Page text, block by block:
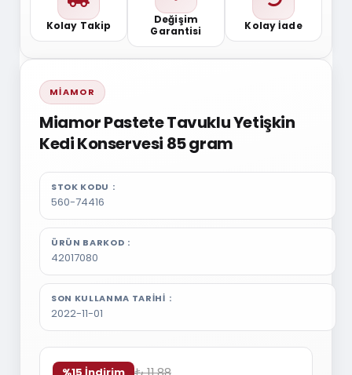
Kolay Takip
Değişim
Garantisi
Kolay İade
MIAMOR
Miamor Pastete Tavuklu Yetişkin
Kedi Konservesi 85 gram
STOK KODU
560-74416
ÜRÜN BARKOD
42017080
SON KULLANMA TARIHI
2022-11-01